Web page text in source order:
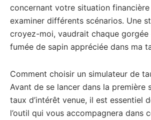
concernant votre situation
examiner différents scénarios. Une
croyez-moi, vaudrait chaque gorgée
fumée de sapin appréciée dans ma
Comment choisir un simulateur de
Avant de se lancer dans la première
taux d’intérêt venue, il est essentiel
l’outil qui vous accompagnera dans